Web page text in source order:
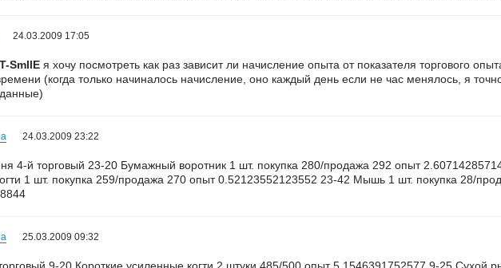
24.03.2009 17:05
SmIlE я хочу посмотреть как раз зависит ли начисление опыта от показателя торгового
(когда только начиналось начисление, оно каждый день если не час менялось, я
24.03.2009 23:22
4-й торговый 23-20 Бумажный воротник 1 шт. покупка 280/продажа 292 опыт
1 шт. покупка 259/продажа 270 опыт 0.52123552123552 23-42 Мышь 1 шт. покупка 28/
25.03.2009 09:32